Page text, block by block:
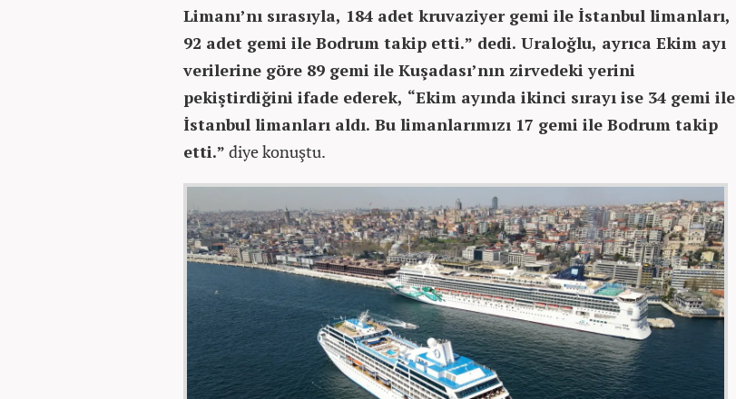
Limanı’nı sırasıyla, 184 adet kruvaziyer gemi ile İstanbul limanları,
92 adet gemi ile Bodrum takip etti.” dedi. Uraloğlu, ayrıca Ekim ayı
verilerine göre 89 gemi ile Kuşadası’nın zirvedeki yerini
pekiştirdiğini ifade ederek, “Ekim ayında ikinci sırayı ise 34 gemi ile
İstanbul limanları aldı. Bu limanlarımızı 17 gemi ile Bodrum takip
etti.” diye konuştu.